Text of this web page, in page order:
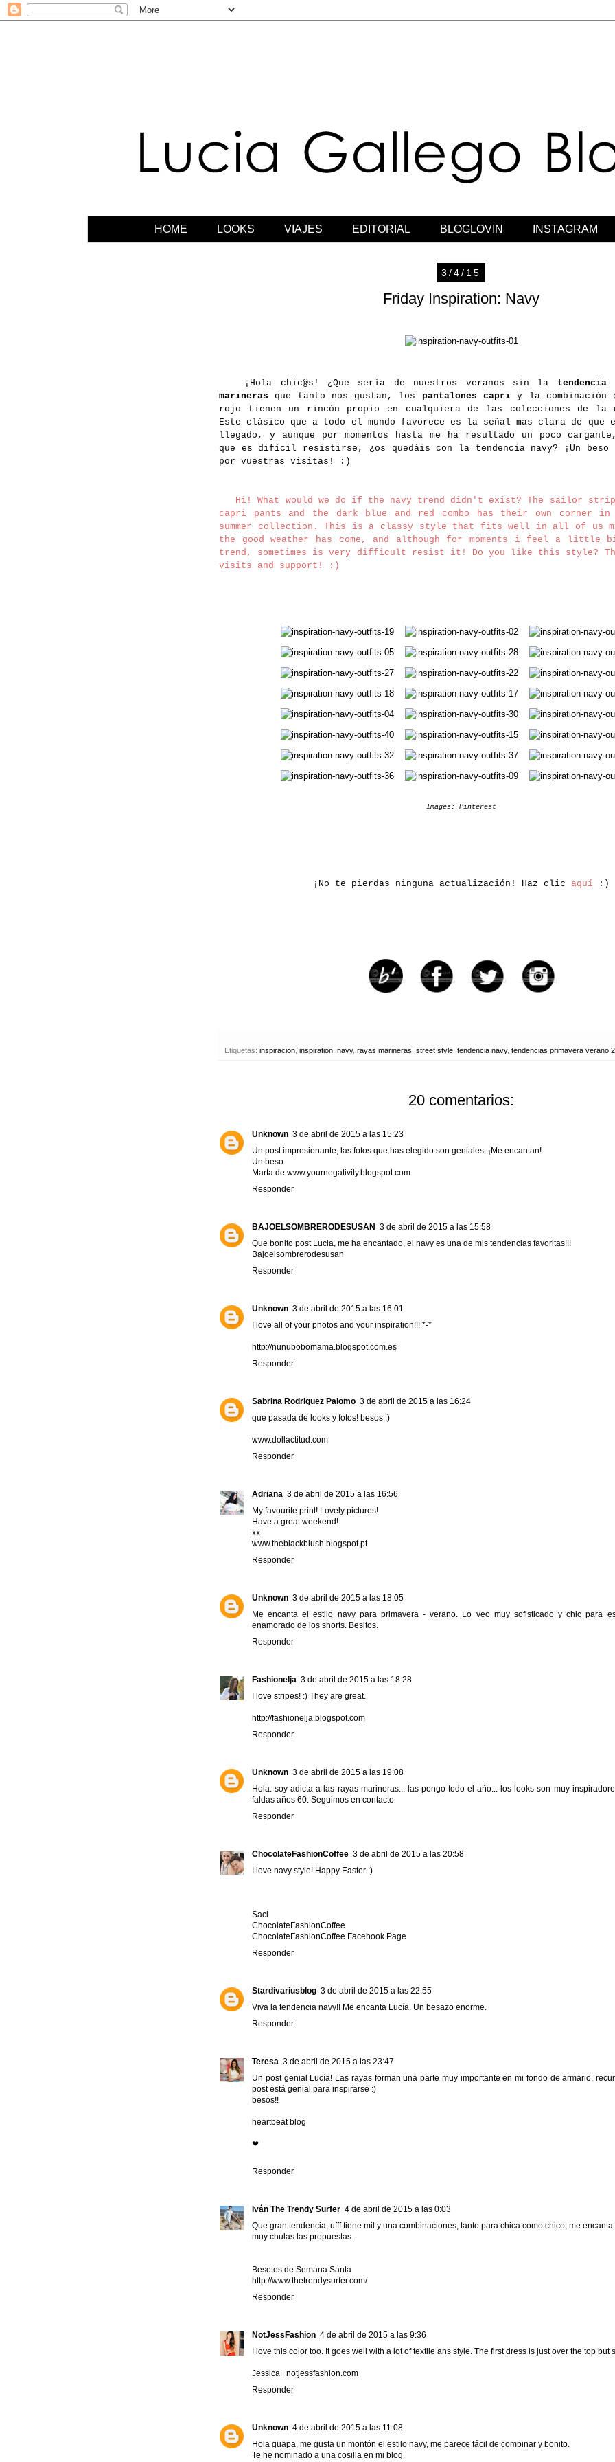
HOME LOOKS VIAJES EDITORIAL BLOGLOVIN INSTAGRAM
3/4/15
Friday Inspiration: Navy
¡Hola chic@s! ¿Que sería de nuestros veranos sin la tendencia
marineras que tanto nos gustan, los pantalones capri y la combinación
rojo tienen un rincón propio en cualquiera de las colecciones de la
Este clásico que a todo el mundo favorece es la señal mas clara de que
llegado, y aunque por momentos hasta me ha resultado un poco
que es difícil resistirse, ¿os quedáis con la tendencia navy? ¡Un beso
por vuestras visitas! :)
Hi! What would we do if the navy trend didn't exist? The sailor
capri pants and the dark blue and red combo has their own corner in
summer collection. This is a classy style that fits well in all of us
the good weather has come, and although for moments i feel a little
trend, sometimes is very difficult resist it! Do you like this style?
visits and support! :)
Images: Pinterest
¡No te pierdas ninguna actualización! Haz clic aquí :)
Etiquetas: inspiracion inspiration navy, rayas marineras street style tendencia navy, tendencias primavera verano
20 comentarios:
Unknown 3 de abril de 2015 a las 15:23
Un post impresionante, las fotos que has elegido son geniales. ¡Me encantan!
Un beso
Marta de www.yournegativity.blogspot.com
Responder
BAJOELSOMBRERODESUSAN 3 de abril de 2015 a las 15:58
Que bonito post Lucia, me ha encantado, el navy es una de mis tendencias favoritas!!!
Bajoelsombrerodesusan
Responder
Unknown 3 de abril de 2015 a las 16:01
I love all of your photos and your inspiration!!! *-*
http://nunubobomama.blogspot.com.es
Responder
Sabrina Rodriguez Palomo 3 de abril de 2015 a las 16:24
que pasada de looks y fotos! besos ;)
www.dollactitud.com
Responder
Adriana 3 de abril de 2015 a las 16:56
My favourite print! Lovely pictures!
Have a great weekend!
xx
www.theblackblush.blogspot.pt
Responder
Unknown 3 de abril de 2015 a las 18:05
Me encanta el estilo navy para primavera - verano. Lo veo muy sofisticado y chic para
enamorado de los shorts. Besitos.
Responder
Fashionelja 3 de abril de 2015 a las 18:28
I love stripes! :) They are great.
http://fashionelja.blogspot.com
Responder
Unknown 3 de abril de 2015 a las 19:08
Hola. soy adicta a las rayas marineras... las pongo todo el año... los looks son muy
faldas años 60. Seguimos en contacto
Responder
ChocolateFashionCoffee 3 de abril de 2015 a las 20:58
I love navy style! Happy Easter :)
Saci
ChocolateFashionCoffee
ChocolateFashionCoffee Facebook Page
Responder
Stardivariusblog 3 de abril de 2015 a las 22:55
Viva la tendencia navy!! Me encanta Lucía. Un besazo enorme.
Responder
Teresa 3 de abril de 2015 a las 23:47
Un post genial Lucía! Las rayas forman una parte muy importante en mi fondo de armario,
post está genial para inspirarse :)
besos!!
heartbeat blog
❤
Responder
Iván The Trendy Surfer 4 de abril de 2015 a las 0:03
Que gran tendencia, ufff tiene mil y una combinaciones, tanto para chica como chico, me encanta
muy chulas las propuestas..
Besotes de Semana Santa
http://www.thetrendysurfer.com/
Responder
NotJessFashion 4 de abril de 2015 a las 9:36
I love this color too. It goes well with a lot of textile ans style. The first dress is just over the top but
Jessica | notjessfashion.com
Responder
Unknown 4 de abril de 2015 a las 11:08
Hola guapa, me gusta un montón el estilo navy, me parece fácil de combinar y bonito.
Te he nominado a una cosilla en mi blog.